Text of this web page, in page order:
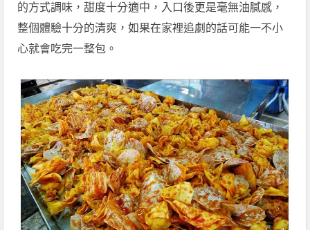
的方式調味，甜度十分適中，入口後更是毫無油膩感，
整個體驗十分的清爽，如果在家裡追劇的話可能一不小
心就會吃完一整包。